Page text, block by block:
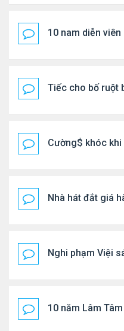
10 nam diễn viên
Tiếc cho bố ruột
Cường$ khóc khi
Nhà hát đắt giá
Nghi phạm Việi
10 năm Lâm